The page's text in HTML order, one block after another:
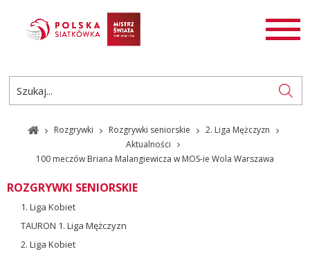
AKTUALNOŚCI
ROZGRYWKI
PL
EN
Rozgrywki Rozgrywki seniorskie
2. Liga Mężczyzn
Aktualności
100 meczów Briana Malangiewicza w MOS-ie Wola Warszawa
ROZGRYWKI SENIORSKIE
1. Liga Kobiet
TAURON 1. Liga Mężczyzn
2. Liga Kobiet